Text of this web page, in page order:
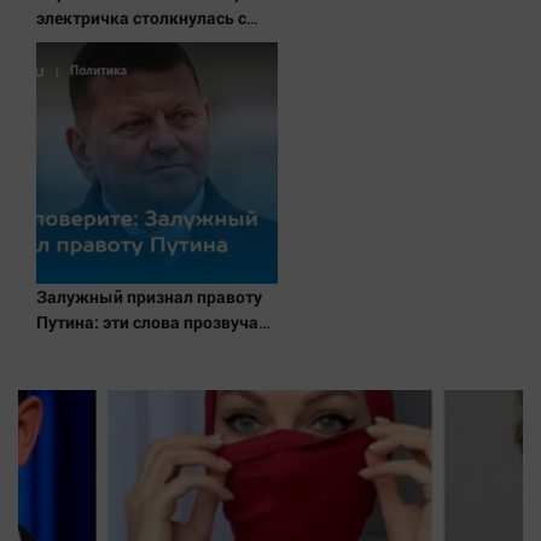
электричка столкнулась с
грузовым поездом — десятки
человек пострадали. Видео с
Залужный признал правоту
Путина: эти слова прозвучали